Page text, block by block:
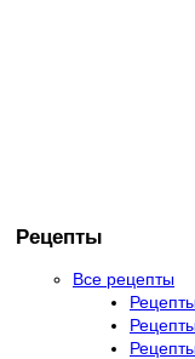
Рецепты
Все рецепты